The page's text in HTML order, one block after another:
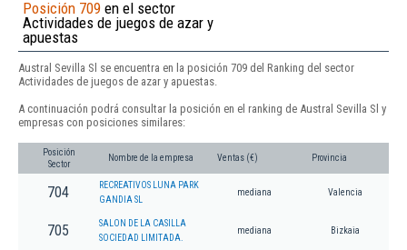
Posición 709 en el sector
Actividades de juegos de azar y
apuestas
Austral Sevilla Sl se encuentra en la posición 709 del Ranking del sector
Actividades de juegos de azar y apuestas.
A continuación podrá consultar la posición en el ranking de Austral Sevilla Sl y
empresas con posiciones similares:
Posición
Sector
Nombre de la empresa Ventas (€) Provincia
704
RECREATIVOS LUNA PARK
GANDIA SL
mediana Valencia
705
SALON DE LA CASILLA
SOCIEDAD LIMITADA.
mediana Bizkaia